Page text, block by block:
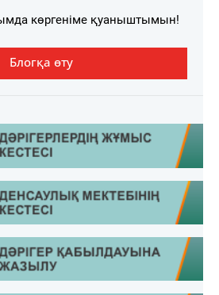
көргеніме қуаныштымын!
Блогқа өту